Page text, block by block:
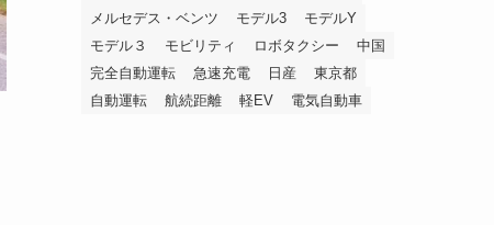
メルセデス・ベンツ
モデル3
モデルY
モデル３
モビリティ ロボタクシー
中国
完全自動運転
急速充電 日産
東京都
自動運転
航続距離 軽EV 電気自動車